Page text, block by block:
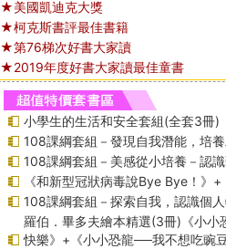
★美國凱迪克大獎
★柯克斯書評最佳書籍
★第76梯次好書大家讀
★2019年度好書大家讀最佳童書
小學生的生活和安全套組(全套3冊)
108課綱套組－發現自我潛能，培
108課綱套組－美感從小培養－認
《和新型冠狀病毒說Bye Bye！》
108課綱套組－探索自我，認識個
羅伯．畢多夫繪本精選(3冊)《小
快樂》+《小小恐龍──我不想吃豌